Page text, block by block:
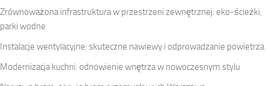
Zrównoważona infrastruktura w przestrzeni zewnętrznej: eko-ścieżki,
parki wodne
Instalacje wentylacyjne: skuteczne nawiewy i odprowadzanie powietrza
Modernizacja kuchni: odnowienie wnętrza w nowoczesnym stylu